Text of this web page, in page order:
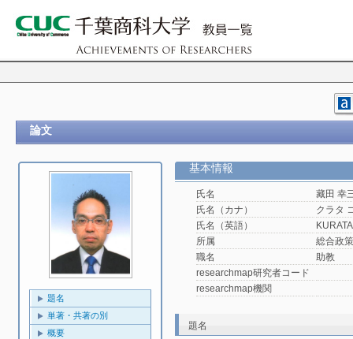
論文
題名
単著・共著の別
概要
基本情報
氏名
藏田 幸
氏名（カナ）
クラタ
氏名（英語）
所属
総合政
職名
助教
researchmap研究者コード
researchmap機関
題名